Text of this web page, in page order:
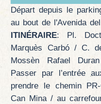
Départ depuis le
au bout de l'Avenida
ITINÉRAIRE: Pl.
Marquès Carbó / C.
Mossèn Rafael
Passer par l’entrée
prendre le chemin
Can Mina / au